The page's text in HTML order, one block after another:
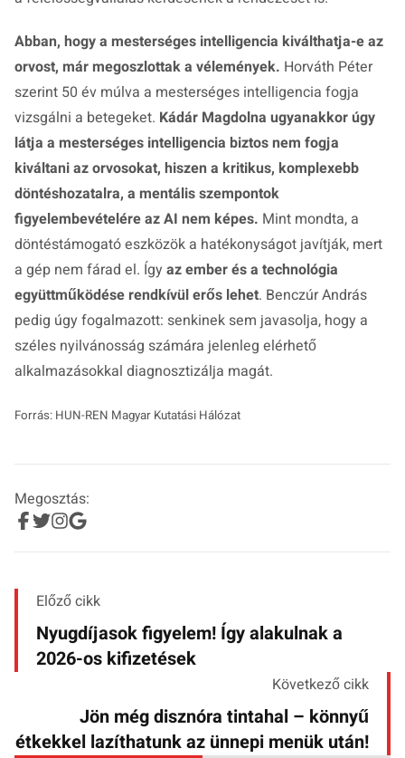
Abban, hogy a mesterséges intelligencia kiválthatja-e az
orvost, már megoszlottak a vélemények. Horváth Péter
szerint 50 év múlva a mesterséges intelligencia fogja
vizsgálni a betegeket. Kádár Magdolna ugyanakkor úgy
látja a mesterséges intelligencia biztos nem fogja
kiváltani az orvosokat, hiszen a kritikus, komplexebb
döntéshozatalra, a mentális szempontok
figyelembevételére az AI nem képes. Mint mondta, a
döntéstámogató eszközök a hatékonyságot javítják, mert
a gép nem fárad el. Így az ember és a technológia
együttműködése rendkívül erős lehet. Benczúr András
pedig úgy fogalmazott: senkinek sem javasolja, hogy a
széles nyilvánosság számára jelenleg elérhető
alkalmazásokkal diagnosztizálja magát.
Forrás: HUN-REN Magyar Kutatási Hálózat
Megosztás:
Előző cikk
Nyugdíjasok figyelem! Így alakulnak a
2026-os kifizetések
Következő cikk
Jön még disznóra tintahal – könnyű
étkekkel lazíthatunk az ünnepi menük után!